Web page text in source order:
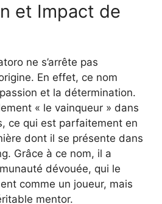
et Impact de
ne s’arrête pas
En effet, ce nom
et la détermination.
« le vainqueur » dans
ce qui est parfaitement en
dont il se présente dans
Grâce à ce nom, il a
dévouée, qui le
comme un joueur, mais
mentor.